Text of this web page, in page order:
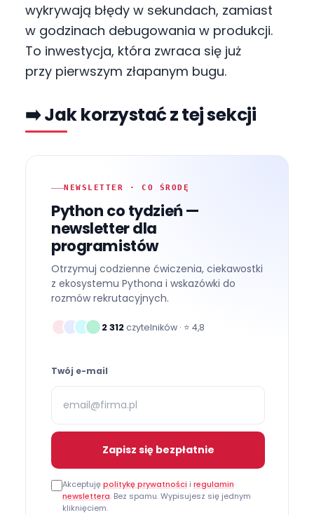
wykrywają błędy w sekundach, zamiast
w godzinach debugowania w produkcji.
To inwestycja, która zwraca się już
przy pierwszym złapanym bugu.
➡️ Jak korzystać z tej sekcji
NEWSLETTER · CO ŚRODĘ
Python co tydzień —
newsletter dla
programistów
Otrzymuj codzienne ćwiczenia, ciekawostki
z ekosystemu Pythona i wskazówki do
rozmów rekrutacyjnych.
2 312czytelników · ⭐ 4,8
Twój e-mail
Zapisz się bezpłatnie
Akceptujępolitykę prywatności i regulamin
newslettera. Bez spamu. Wypisujesz się jednym
kliknięciem.